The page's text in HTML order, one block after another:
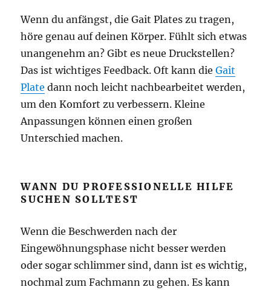
Wenn du anfängst, die Gait Plates zu tragen,
höre genau auf deinen Körper. Fühlt sich etwas
unangenehm an? Gibt es neue Druckstellen?
Das ist wichtiges Feedback. Oft kann dieGait
Plate dann noch leicht nachbearbeitet werden,
um den Komfort zu verbessern. Kleine
Anpassungen können einen großen
Unterschied machen.
WANN DU PROFESSIONELLE HILFE
SUCHEN SOLLTEST
Wenn die Beschwerden nach der
Eingewöhnungsphase nicht besser werden
oder sogar schlimmer sind, dann ist es wichtig,
nochmal zum Fachmann zu gehen. Es kann